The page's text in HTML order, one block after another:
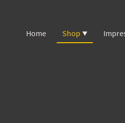
Home Shop